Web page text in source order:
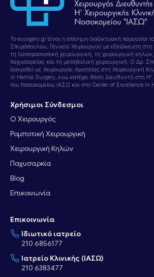
Το esurgery.gr είναι η επίσημη διαδικτυακή παρουσία
Σπυρόπουλου, Γενικού Χειρουργού με εξειδίκευση στη
τη λαπαροσκοπική χειρουργική, τη χειρουργική
παχυσαρκίας και τη μεταβολική χειρουργική. Ο Δρ.
διακριθεί ως Χειρουργός Αριστείας στη Χειρουργική
in Hernia Surgery, ενώ κατέχει θέση Διευθυντή στη Η’
του Νοσοκομείου ΙΑΣΩ και στο Center of Excellence in
Χρήσιμοι Σύνδεσμοι
Ο Χειρουργός
Ρομποτική Χειρουργική
Χειρουργική Κηλών
Παχυσαρκία
Blog
Επικοινωνία
Επικοινωνία
Ιδιωτικό ιατρείο
210 6856177
Ιατρείο Κλινικής (ΙΑΣΩ)
210 6383477